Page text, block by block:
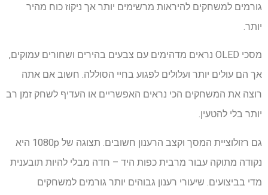
גורמים למשחקים להיראות מרשימים יותר אך ניקוז כוח מהיר
יותר.
מסכי OLED נראים מדהימים עם צבעים בהירים ושחורים עמוקים,
אך הם עולים יותר ועלולים לפגוע בחיי הסוללה. חשוב אם אתה
רוצה את המשחקים הכי נראים האפשריים או העדיף לשחק זמן רב
יותר בלי להטעין.
גם רזולוציית המסך וקצב הרענון חשובים. תצוגה של 1080p היא
נקודה מתוקה עבור מרבית כפות היד – חדה מבלי להיות תובענית
מדי בביצועים. שיעורי רענון גבוהים יותר גורמים למשחקים